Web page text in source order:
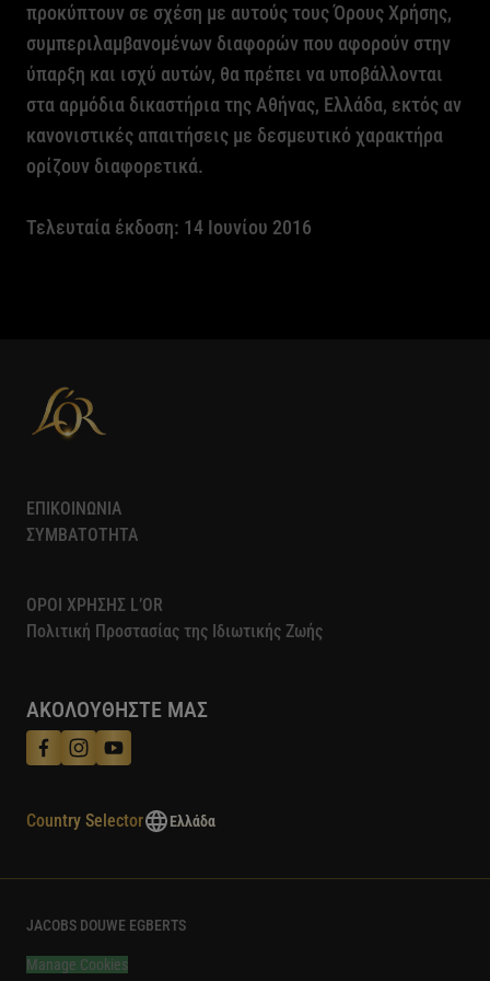
προκύπτουν σε σχέση με αυτούς τους Όρους Χρήσης,
συμπεριλαμβανομένων διαφορών που αφορούν στην
ύπαρξη και ισχύ αυτών, θα πρέπει να υποβάλλονται
στα αρμόδια δικαστήρια της Αθήνας, Ελλάδα, εκτός αν
κανονιστικές απαιτήσεις με δεσμευτικό χαρακτήρα
ορίζουν διαφορετικά.
Τελευταία έκδοση: 14 Ιουνίου 2016
ΕΠΙΚΟΙΝΩΝΙΑ
ΣΥΜΒΑΤΟΤΗΤΑ
ΟΡΟΙ ΧΡΗΣΗΣ L’OR
Πολιτική Προστασίας της Ιδιωτικής Ζωής​
ΑΚΟΛΟΥΘΗΣΤΕ ΜΑΣ
Country Selector Ελλάδα
JACOBS DOUWE EGBERTS
Manage Cookies